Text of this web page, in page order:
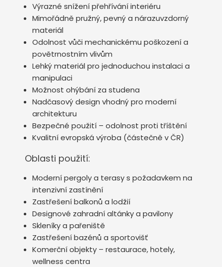
Výrazné snížení přehřívání interiéru
Mimořádně pružný, pevný a nárazuvzdorný
materiál
Odolnost vůči mechanickému poškození a
povětrnostním vlivům
Lehký materiál pro jednoduchou instalaci a
manipulaci
Možnost ohýbání za studena
Nadčasový design vhodný pro moderní
architekturu
Bezpečné použití – odolnost proti tříštění
Kvalitní evropská výroba (částečně v ČR)
Oblasti použití:
Moderní pergoly a terasy s požadavkem na
intenzivní zastínění
Zastřešení balkonů a lodžií
Designové zahradní altánky a pavilony
Skleníky a pařeniště
Zastřešení bazénů a sportovišť
Komerční objekty – restaurace, hotely,
wellness centra